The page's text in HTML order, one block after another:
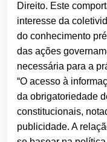
Direito. Este
interesse da
do conhecimento
das ações
necessária para a
“O acesso à
da obrigatoriedade
constitucionais,
publicidade. A